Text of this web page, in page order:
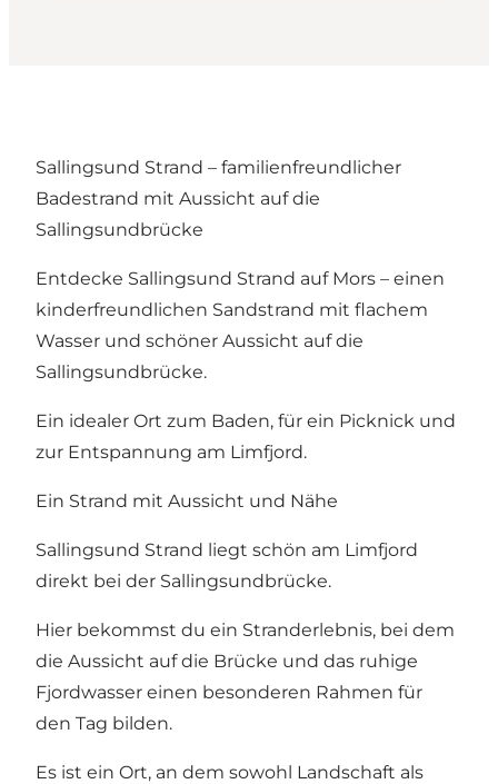
Sallingsund Strand – familienfreundlicher
Badestrand mit Aussicht auf die
Sallingsundbrücke
Entdecke Sallingsund Strand auf Mors – einen
kinderfreundlichen Sandstrand mit flachem
Wasser und schöner Aussicht auf die
Sallingsundbrücke.
Ein idealer Ort zum Baden, für ein Picknick und
zur Entspannung am Limfjord.
Ein Strand mit Aussicht und Nähe
Sallingsund Strand liegt schön am Limfjord
direkt bei der Sallingsundbrücke.
Hier bekommst du ein Stranderlebnis, bei dem
die Aussicht auf die Brücke und das ruhige
Fjordwasser einen besonderen Rahmen für
den Tag bilden.
Es ist ein Ort, an dem sowohl Landschaft als